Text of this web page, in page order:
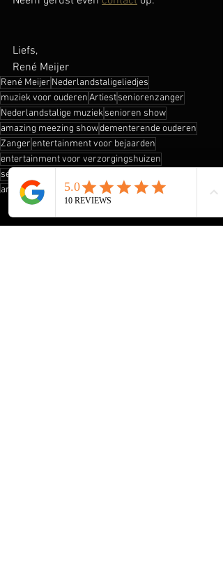
Liefs,
René Meijer
René Meijer Nederlandstaligeliedjes
muziek voor ouderenArtiestseniorenzanger
Nederlandstalige muzieksenioren show
amazing meezing showdementerende ouderen
Zangerentertainment voor bejaarden
entertainment voor verzorgingshuizen
senioren artiest
artiest voor ouderenentertainment bejaardenhuizen
Engelstalig
muziekoptredens voor ouderen
show voor seniorenseventies